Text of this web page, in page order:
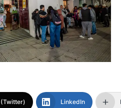
LinkedIn